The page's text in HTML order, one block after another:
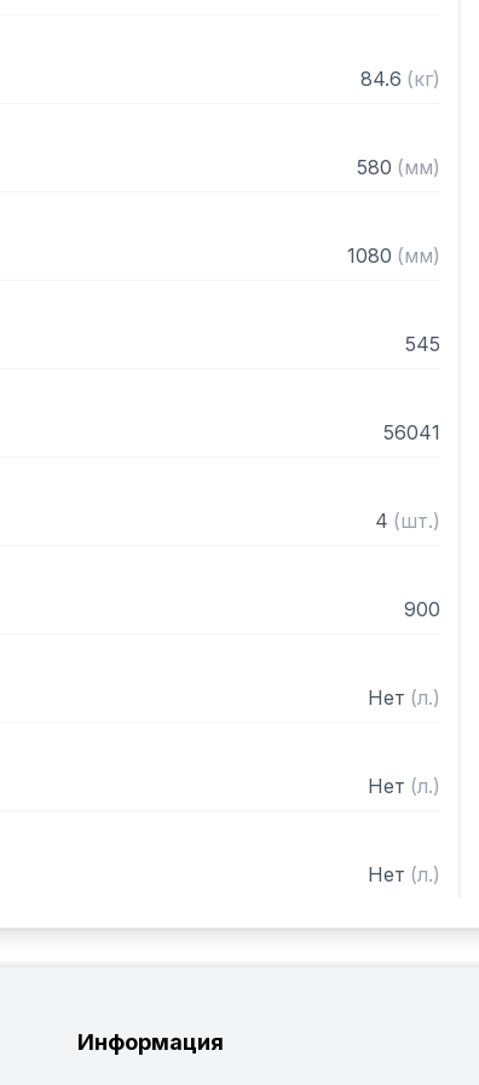
84.6 (кг)
580 (мм)
1080 (мм)
545
56041
4 (шт.)
900
Нет (л.)
Нет (л.)
Нет (л.)
Информация